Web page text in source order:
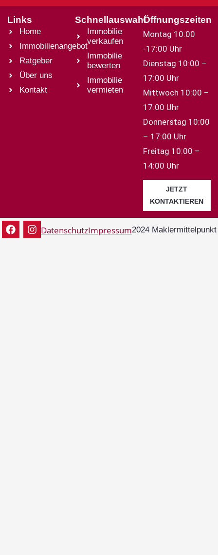
Links
Home
Immobilienangebot
Ratgeber
Über uns
Kontakt
Schnellauswahl
Immobilie
verkaufen
Immobilie
bewerten
Immobilie
vermieten
Öffnungszeiten
Montag 10:00
-17:00 Uhr
Dienstag 10:00 –
17:00 Uhr
Mittwoch 10:00 –
17:00 Uhr
Donnerstag 10:00
– 17:00 Uhr
Freitag 10:00 –
14:00 Uhr
JETZT
KONTAKTIEREN
DatenschutzImpressum2024 Maklermittelpunkt